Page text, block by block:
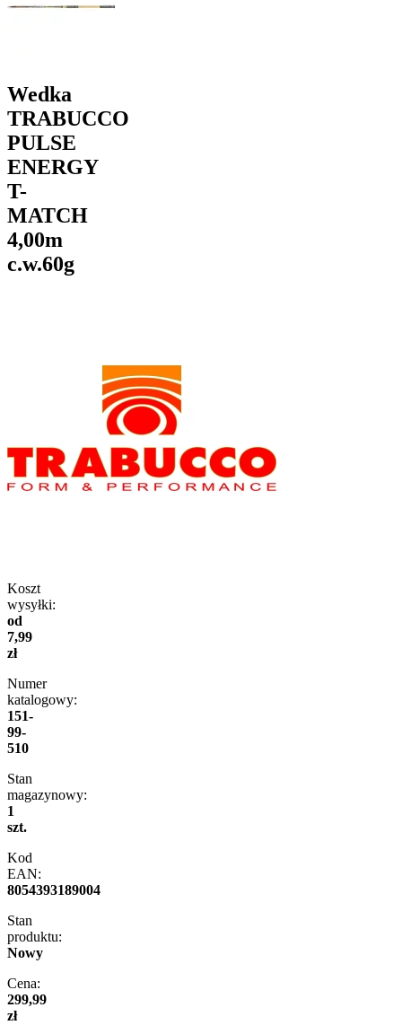
Wedka
TRABUCCO
PULSE
ENERGY
T-
MATCH
4,00m
c.w.60g
Koszt
wysyłki:
od
7,99
zł
Numer
katalogowy:
151-
99-
510
Stan
magazynowy:
1
szt.
Kod
EAN:
8054393189004
Stan
produktu:
Nowy
Cena:
299,99
zł